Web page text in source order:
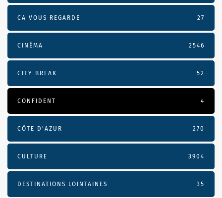
CA VOUS REGARDE 27
CINÉMA 2546
CITY-BREAK 52
CONFIDENT 4
CÔTE D’AZUR 270
CULTURE 3904
DESTINATIONS LOINTAINES 35